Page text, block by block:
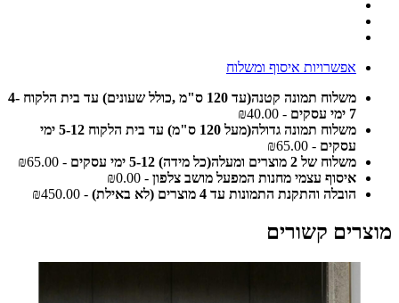
אפשרויות איסוף ומשלוח
משלוח תמונה קטנה(עד 120 ס"מ ,כולל שעונים) עד בית הלקוח 4-
7 ימי עסקים
- ₪40.00
משלוח תמונה גדולה(מעל 120 ס"מ) עד בית הלקוח 5-12 ימי
עסקים - ₪65.00
משלוח של 2 מוצרים ומעלה(כל מידה) 5-12 ימי עסקים
- ₪65.00
איסוף עצמי מחנות המפעל מושב צלפון - ₪0.00
הובלה והתקנת התמונות עד 4 מוצרים (לא באילת)
- ₪450.00
מוצרים קשורים